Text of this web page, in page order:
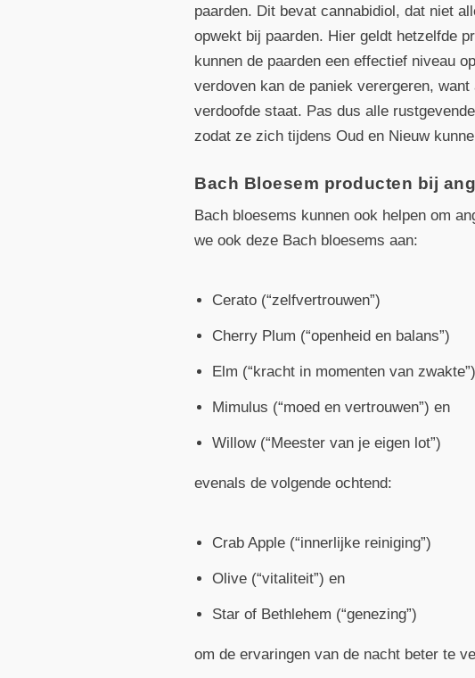
paarden. Dit bevat cannabidiol, dat niet
opwekt bij paarden. Hier geldt hetzelfde
kunnen de paarden een effectief niveau
verdoven kan de paniek verergeren,
verdoofde staat. Pas dus alle
zodat ze zich tijdens Oud en Nieuw
Bach Bloesem producten bij
Bach bloesems kunnen ook helpen om
we ook deze Bach bloesems aan:
Cerato (“zelfvertrouwen”)
Cherry Plum (“openheid en balans”)
Elm (“kracht in momenten van zwakte”)
Mimulus (“moed en vertrouwen”) en
Willow (“Meester van je eigen lot”)
evenals de volgende ochtend:
Crab Apple (“innerlijke reiniging”)
Olive (“vitaliteit”) en
Star of Bethlehem (“genezing”)
om de ervaringen van de nacht beter te